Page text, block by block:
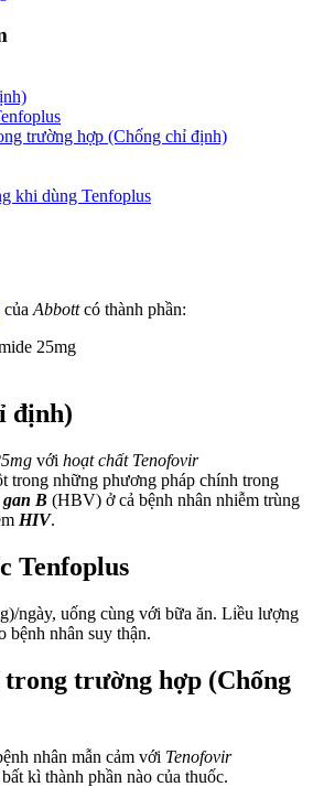
trường hợp (Chống chỉ định)
khi dùng Tenfoplus
của Abbottcó thành phần:
25mg
định)
với hoạt chất Tenofovir
trong những phương pháp chính trong
gan B (HBV) ở cả bệnh nhân nhiễm trùng
HIV.
Tenfoplus
ngày, uống cùng với bữa ăn. Liều lượng
bệnh nhân suy thận.
trong trường hợp (Chống
nhân mẫn cảm với Tenofovir
kì thành phần nào của thuốc.